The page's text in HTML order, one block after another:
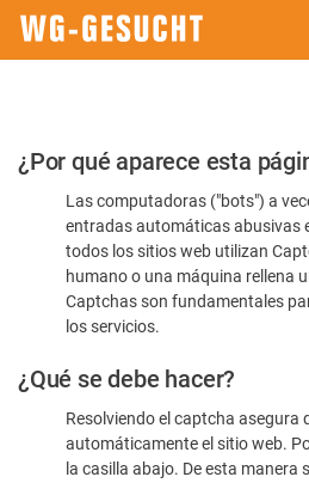
Por
favor,
confirme
humano
¿Por qué aparece esta
Las computadoras ("bots") a
entradas automáticas abusivas
todos los sitios web utilizan
humano o una máquina rellena
Captchas son fundamentales
los servicios.
¿Qué se debe hacer?
Resolviendo el captcha asegura
automáticamente el sitio web.
la casilla abajo. De esta manera